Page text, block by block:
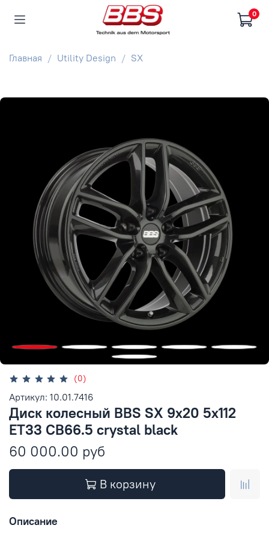
0
Главная Utility Design SX
(0)
Артикул: 10.01.7416
Диск колесный BBS SX 9x20 5x112
ET33 CB66.5 crystal black
60 000.00 руб
В корзину
Описание